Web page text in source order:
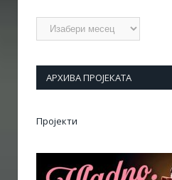
Архиве
АРХИВА ПРОЈЕКАТА
Пројекти